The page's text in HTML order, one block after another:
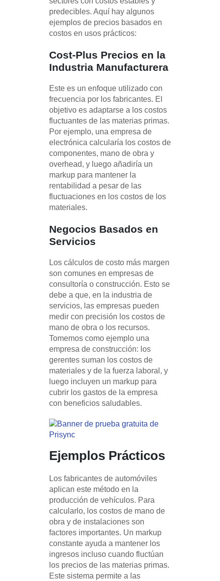
predecibles. Aquí hay algunos
ejemplos de precios basados en
costos en usos prácticos:
Cost-Plus Precios en la
Industria Manufacturera
Este es un enfoque utilizado con
frecuencia por los fabricantes. El
objetivo es adaptarse a los costos
fluctuantes de las materias primas.
Por ejemplo, una empresa de
electrónica calcularía los costos de
componentes, mano de obra y
overhead, y luego añadiría un
markup para mantener la
rentabilidad a pesar de las
fluctuaciones en los costos de los
materiales.
Negocios Basados en
Servicios
Los cálculos de costo más margen
son comunes en empresas de
consultoría o construcción. Esto se
debe a que, en la industria de
servicios, las empresas pueden
medir con precisión los costos de
mano de obra o los recursos.
Tomemos como ejemplo una
empresa de construcción: los
gerentes suman los costos de
materiales y de la fuerza laboral, y
luego incluyen un markup para
cubrir los gastos de la empresa
con beneficios saludables.
Ejemplos Prácticos
Los fabricantes de automóviles
aplican este método en la
producción de vehículos. Para
calcularlo, los costos de mano de
obra y de instalaciones son
factores importantes. Un markup
constante ayuda a mantener los
ingresos incluso cuando fluctúan
los precios de las materias primas.
Este sistema permite a las